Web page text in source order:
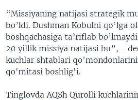
“Missiyaning natijasi strategik
bo’ldi. Dushman Kobulni qo’lga
boshqachasiga ta’riflab
20 yillik missiya natijasi bu”, -
kuchlar shtablari
qo'mitasi boshlig'i.
Tinglovda AQSh Qurolli